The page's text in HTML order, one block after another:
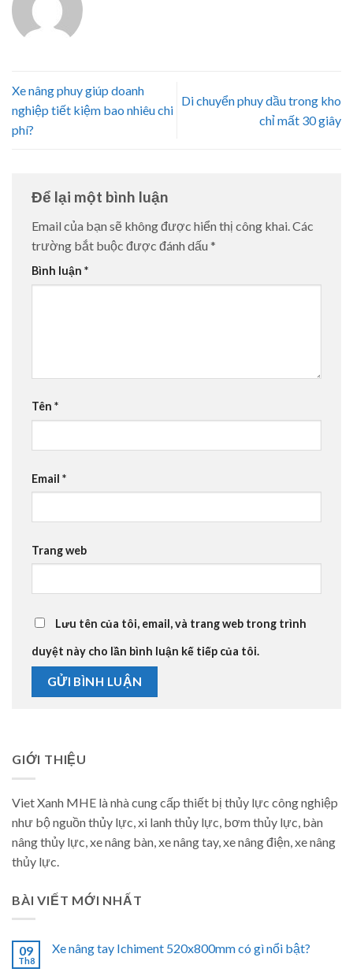
Xe nâng phuy giúp doanh
nghiệp tiết kiệm bao nhiêu chi
phí?
Di chuyển phuy dầu trong kho
chỉ mất 30 giây
Để lại một bình luận
Email của bạn sẽ không được hiển thị công khai.Các
trường bắt buộc được đánh dấu *
Bình luận *
Tên *
Email *
Trang web
Lưu tên của tôi, email, và trang web trong trình
duyệt này cho lần bình luận kế tiếp của tôi.
GIỚI THIỆU
Viet Xanh MHE là nhà cung cấp thiết bị thủy lực công nghiệp
như bộ nguồn thủy lực, xi lanh thủy lực, bơm thủy lực, bàn
nâng thủy lực, xe nâng bàn, xe nâng tay, xe nâng điện, xe nâng
thủy lực.
BÀI VIẾT MỚI NHẤT
09
Th8
Xe nâng tay Ichiment 520x800mm có gì nổi bật?